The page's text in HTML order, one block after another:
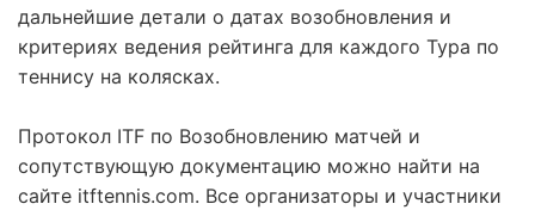
дальнейшие детали о датах возобновления и
критериях ведения рейтинга для каждого Тура по
теннису на колясках.
Протокол ITF по Возобновлению матчей и
сопутствующую документацию можно найти на
сайте itftennis.com. Все организаторы и участники